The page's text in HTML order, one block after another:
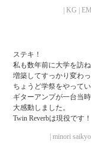
| KG |
ステキ！
私も数年前に大学を訪ね
増築してすっかり変わ
ちょうど学祭をやって
ギターアンプが一台当
大感動しました。
Twin Reverbは現役です！
| minori